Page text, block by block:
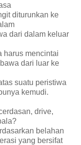
diturunkan ke
dari dalam keluar
harus mencintai
dari luar ke
suatu peristiwa
kemudi.
drive,
belahan
yang bersifat